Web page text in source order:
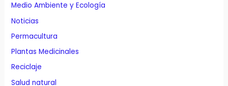
Medio Ambiente y Ecología
Noticias
Permacultura
Plantas Medicinales
Reciclaje
Salud natural